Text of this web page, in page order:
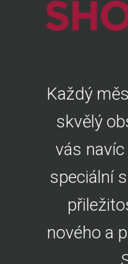
Každý
skvělý
vás
speciální
nového a